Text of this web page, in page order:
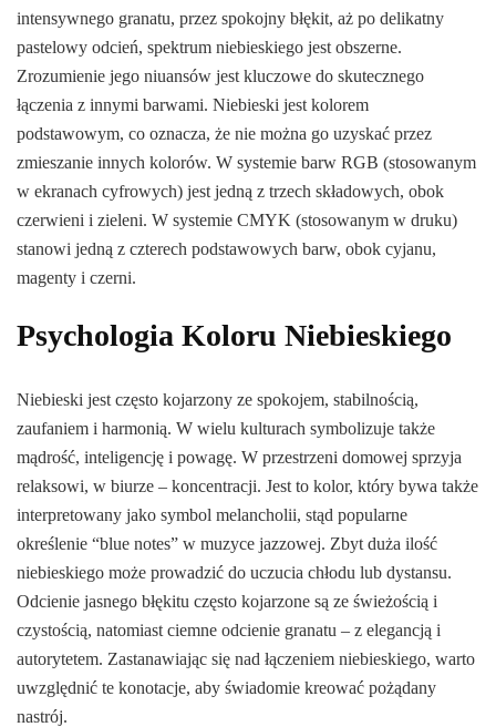
intensywnego granatu, przez spokojny błękit, aż po delikatny
pastelowy odcień, spektrum niebieskiego jest obszerne.
Zrozumienie jego niuansów jest kluczowe do skutecznego
łączenia z innymi barwami. Niebieski jest kolorem
podstawowym, co oznacza, że nie można go uzyskać przez
zmieszanie innych kolorów. W systemie barw RGB (stosowanym
w ekranach cyfrowych) jest jedną z trzech składowych, obok
czerwieni i zieleni. W systemie CMYK (stosowanym w druku)
stanowi jedną z czterech podstawowych barw, obok cyjanu,
magenty i czerni.
Psychologia Koloru Niebieskiego
Niebieski jest często kojarzony ze spokojem, stabilnością,
zaufaniem i harmonią. W wielu kulturach symbolizuje także
mądrość, inteligencję i powagę. W przestrzeni domowej sprzyja
relaksowi, w biurze – koncentracji. Jest to kolor, który bywa także
interpretowany jako symbol melancholii, stąd popularne
określenie “blue notes” w muzyce jazzowej. Zbyt duża ilość
niebieskiego może prowadzić do uczucia chłodu lub dystansu.
Odcienie jasnego błękitu często kojarzone są ze świeżością i
czystością, natomiast ciemne odcienie granatu – z elegancją i
autorytetem. Zastanawiając się nad łączeniem niebieskiego, warto
uwzględnić te konotacje, aby świadomie kreować pożądany
nastrój.